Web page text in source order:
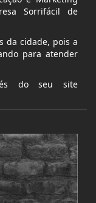
Sorrifácil de
da cidade, pois a
para atender
do seu site